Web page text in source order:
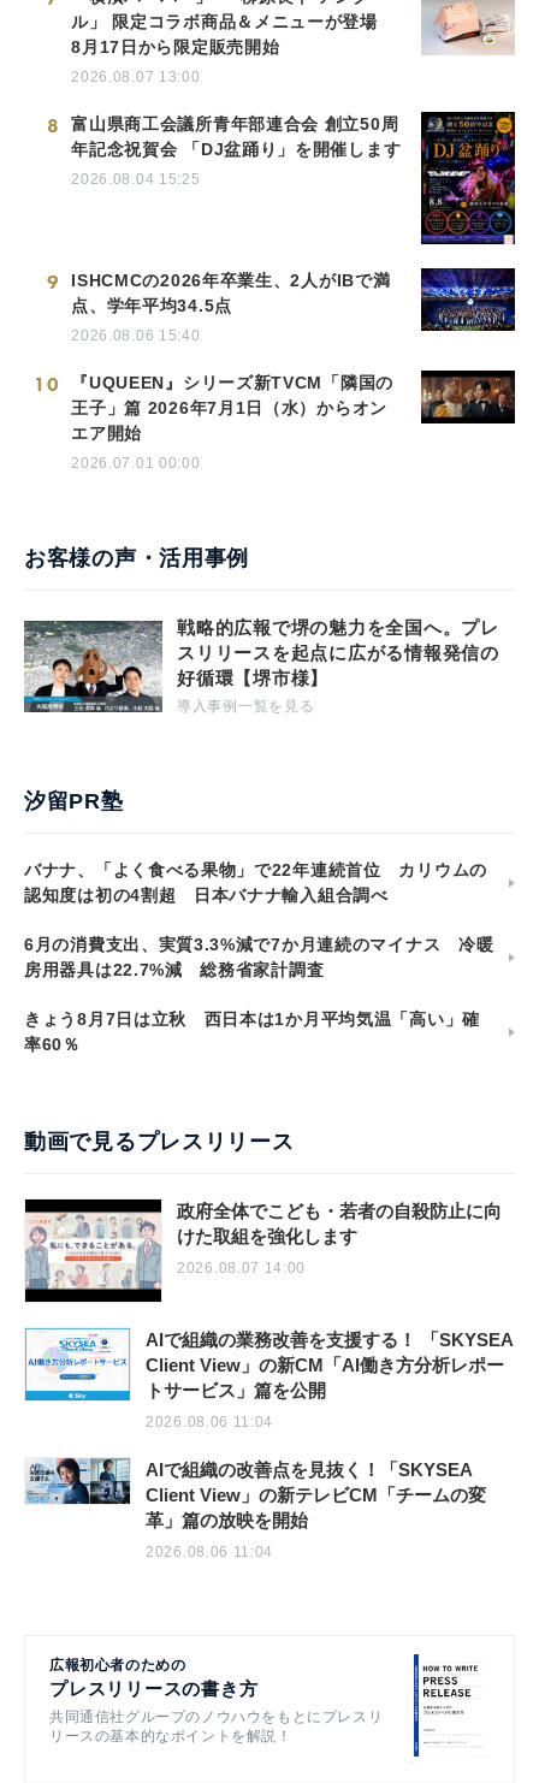
ル」 限定コラボ商品＆メニューが登場
8月17日から限定販売開始
2026.08.07 13:00
8
富山県商工会議所青年部連合会 創立50周
年記念祝賀会 「DJ盆踊り」を開催します
2026.08.04 15:25
9
ISHCMCの2026年卒業生、2人がIBで満
点、学年平均34.5点
2026.08.06 15:40
10
『UQUEEN』シリーズ新TVCM「隣国の
王子」篇 2026年7月1日（水）からオン
エア開始
2026.07.01 00:00
お客様の声・活用事例
戦略的広報で堺の魅力を全国へ。プレ
スリリースを起点に広がる情報発信の
好循環【堺市様】
導入事例一覧を見る
汐留PR塾
バナナ、「よく食べる果物」で22年連続首位 カリウムの
認知度は初の4割超 日本バナナ輸入組合調べ
6月の消費支出、実質3.3%減で7か月連続のマイナス 冷暖
房用器具は22.7%減 総務省家計調査
きょう8月7日は立秋 西日本は1か月平均気温「高い」確
率60％
動画で見るプレスリリース
政府全体でこども・若者の自殺防止に向
けた取組を強化します
2026.08.07 14:00
AIで組織の業務改善を支援する！ 「SKYSEA
Client View」の新CM「AI働き方分析レポー
トサービス」篇を公開
2026.08.06 11:04
AIで組織の改善点を見抜く！「SKYSEA
Client View」の新テレビCM「チームの変
革」篇の放映を開始
2026.08.06 11:04
広報初心者のための
プレスリリースの書き方
共同通信社グループのノウハウをもとにプレスリ
リースの基本的なポイントを解説！